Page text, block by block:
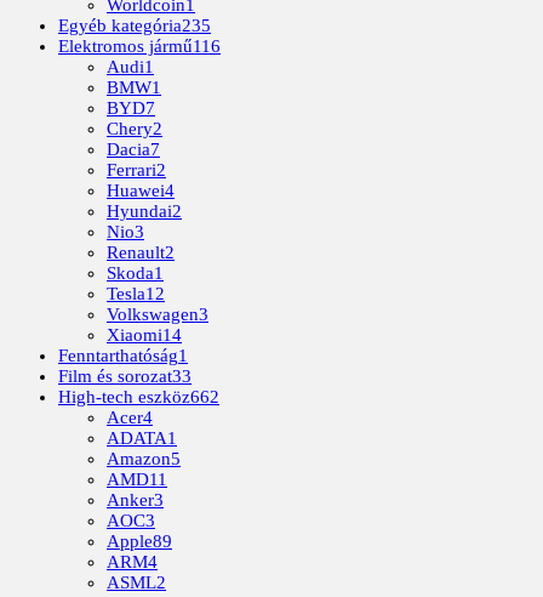
Worldcoin1
Egyéb kategória235
Elektromos jármű116
Audi1
BMW1
BYD7
Chery2
Dacia7
Ferrari2
Huawei4
Hyundai2
Nio3
Renault2
Skoda1
Tesla12
Volkswagen3
Xiaomi14
Fenntarthatóság1
Film és sorozat33
High-tech eszköz662
Acer4
ADATA1
Amazon5
AMD11
Anker3
AOC3
Apple89
ARM4
ASML2